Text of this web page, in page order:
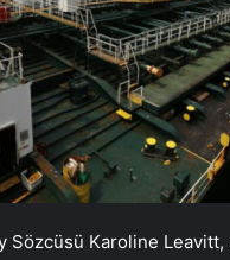
Sözcüsü Karoline Leavitt,